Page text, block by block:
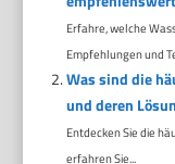
Erfahre, welche
Empfehlungen und
Was sind die
und deren
Entdecken Sie die
erfahren Sie...